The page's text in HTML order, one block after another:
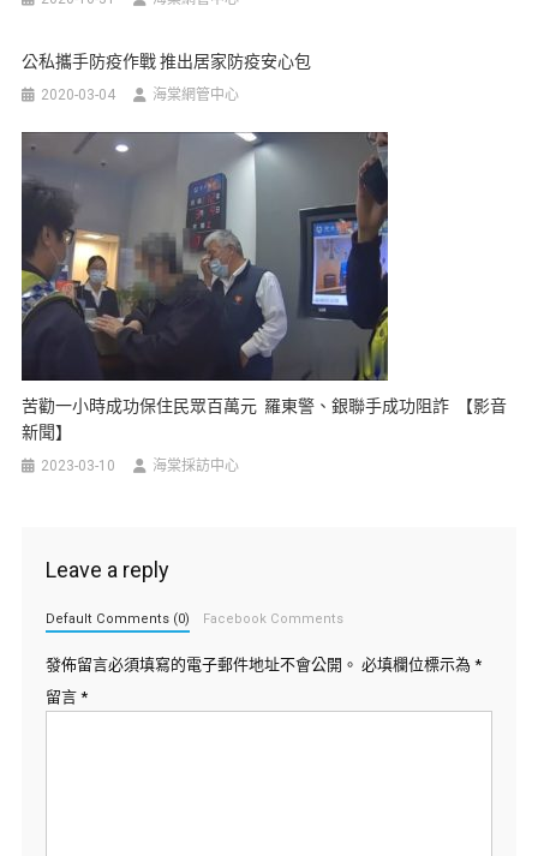
公私攜手防疫作戰 推出居家防疫安心包
2020-03-04 海棠網管中心
苦勸一小時成功保住民眾百萬元 羅東警、銀聯手成功阻詐 【影音
新聞】
2023-03-10 海棠採訪中心
Leave a reply
Default Comments (0) Facebook Comments
發佈留言必須填寫的電子郵件地址不會公開。 必填欄位標示為 *
留言 *